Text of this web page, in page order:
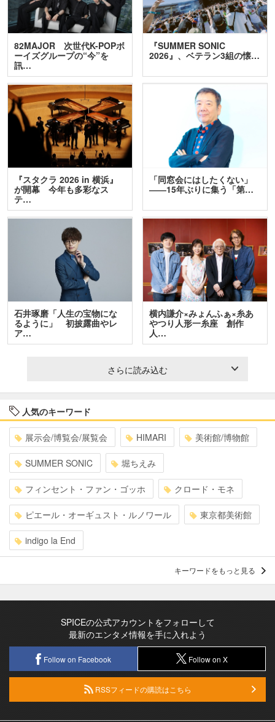
82MAJOR 次世代K-POPボ
ーイズグループの“今”を
訊…
『SUMMER SONIC
2026』、ベテラン3組の懐…
『スタクラ 2026 in 横浜』
が開幕 今年も多彩なス
テ…
「同窓会にはしたくない」
――15年ぶりに集う「第…
石井琢磨「人生の宝物にな
るように」 初披露曲やレ
ア…
横内謙介×みょんふぁ×糸あ
やつり人形一糸座 創作
人…
さらに読み込む
人気のキーワード
展示会/博覧会/展覧会 HIMARI 美術館/博物館
SUMMER SONIC 堀ちえみ
フィンセント・ファン・ゴッホ クロード・モネ
ピエール・オーギュスト・ルノワール 東京都美術館
indigo la End
キーワードをもっと見る
SPICEの公式アカウントをフォローして
最新のエンタメ情報を手に入れよう
Follow on Facebook Follow on X
RSSフィードの購読はこちら